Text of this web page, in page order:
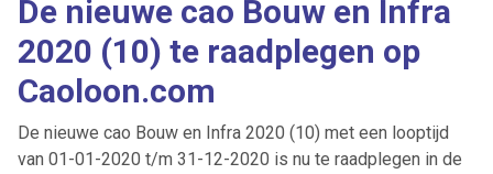
De nieuwe cao Bouw en Infra
2020 (10) te raadplegen op
Caoloon.com
De nieuwe cao Bouw en Infra 2020 (10) met een looptijd
van 01-01-2020 t/m 31-12-2020 is nu te raadplegen in de